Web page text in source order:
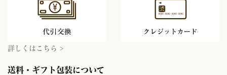
詳しくはこちら >
送料・ギフト包装について